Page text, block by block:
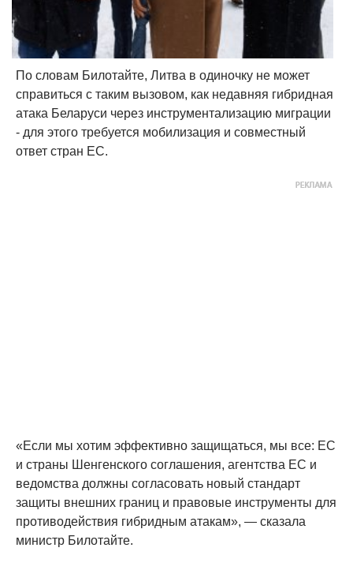
По словам Билотайте, Литва в одиночку не может
справиться с таким вызовом, как недавняя гибридная
атака Беларуси через инструментализацию миграции
- для этого требуется мобилизация и совместный
ответ стран ЕС.
«Если мы хотим эффективно защищаться, мы все: ЕС
и страны Шенгенского соглашения, агентства ЕС и
ведомства должны согласовать новый стандарт
защиты внешних границ и правовые инструменты для
противодействия гибридным атакам», — сказала
министр Билотайте.